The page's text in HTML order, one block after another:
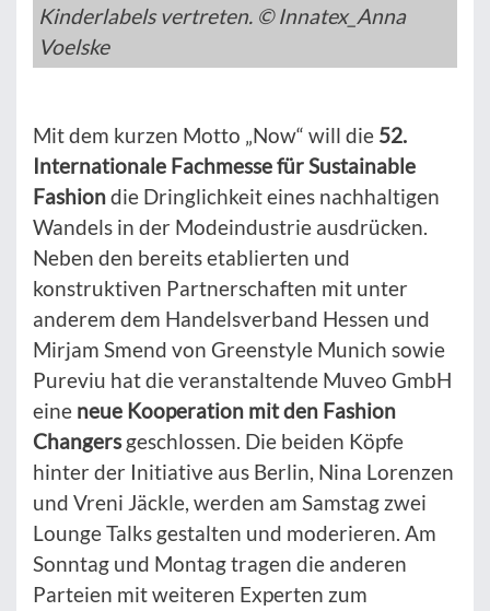
Kinderlabels vertreten. © Innatex_Anna
Voelske
Mit dem kurzen Motto „Now“ will die 52.
Internationale Fachmesse für Sustainable
Fashiondie Dringlichkeit eines nachhaltigen
Wandels in der Modeindustrie ausdrücken.
Neben den bereits etablierten und
konstruktiven Partnerschaften mit unter
anderem dem Handelsverband Hessen und
Mirjam Smend von Greenstyle Munich sowie
Pureviu hat die veranstaltende Muveo GmbH
eine neue Kooperation mit den Fashion
Changersgeschlossen. Die beiden Köpfe
hinter der Initiative aus Berlin, Nina Lorenzen
und Vreni Jäckle, werden am Samstag zwei
Lounge Talks gestalten und moderieren. Am
Sonntag und Montag tragen die anderen
Parteien mit weiteren Experten zum